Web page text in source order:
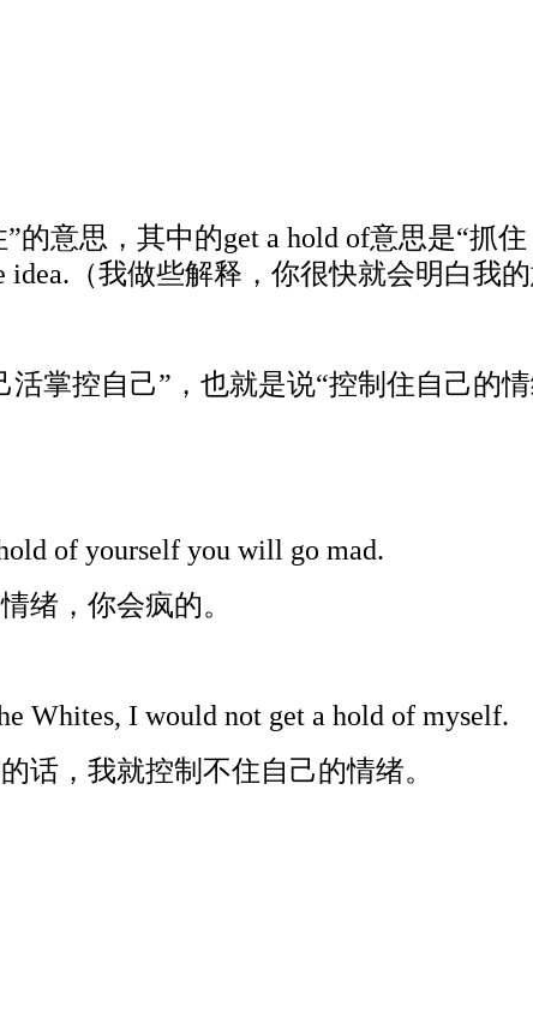
的意思，其中的get a hold of意思是“抓
idea.（我做些解释，你很快就会明白我
掌控自己”，也就是说“控制住自己的情
of yourself you will go mad.
绪，你会疯的。
Whites, I would not get a hold of myself.
话，我就控制不住自己的情绪。